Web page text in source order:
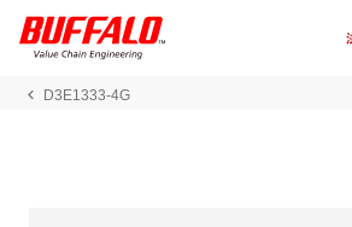
D3E1333-4G